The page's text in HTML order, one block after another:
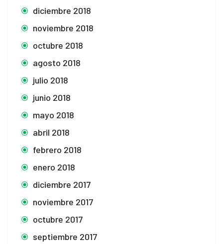
diciembre 2018
noviembre 2018
octubre 2018
agosto 2018
julio 2018
junio 2018
mayo 2018
abril 2018
febrero 2018
enero 2018
diciembre 2017
noviembre 2017
octubre 2017
septiembre 2017